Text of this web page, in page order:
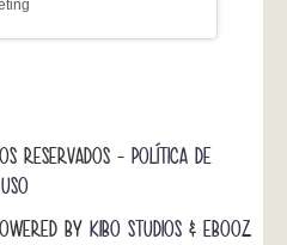
RESERVADOS - POLÍTICA DE
BY KIBO STUDIOS & EBOOZ